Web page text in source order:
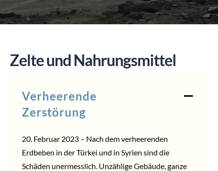
Zelte und Nahrungsmittel
Verheerende
Zerstörung
20. Februar 2023 – Nach dem verheerenden
Erdbeben in der Türkei und in Syrien sind die
Schäden unermesslich. Unzählige Gebäude, ganze